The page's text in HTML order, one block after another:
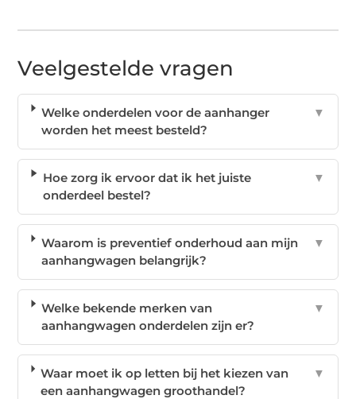
Veelgestelde vragen
Welke onderdelen voor de aanhanger
worden het meest besteld?
▼
Hoe zorg ik ervoor dat ik het juiste
onderdeel bestel?
▼
Waarom is preventief onderhoud aan mijn
aanhangwagen belangrijk?
▼
Welke bekende merken van
aanhangwagen onderdelen zijn er?
▼
Waar moet ik op letten bij het kiezen van
een aanhangwagen groothandel?
▼